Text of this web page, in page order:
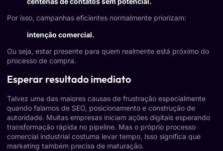
Por isso, campanhas eficientes normalmente priorizam:
intenção comercial.
Ou seja, estar presente para quem realmente está próximo do
processo de compra.
Esperar resultado imediato
Talvez uma das maiores causas de frustração especialmente
quando falamos de SEO, posicionamento e construção de
autoridade. Muitas empresas iniciam ações digitais esperando
transformação rápida no pipeline. Mas o próprio processo
comercial industrial costuma levar tempo, Isso significa que
marketing também precisa de maturação.